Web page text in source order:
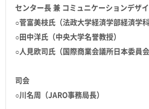
センター長 兼 コミュニケーションデザイ
○菅富美枝氏（法政大学経済学部経済学科
○田中洋氏（中央大学名誉教授）
○人見欧司氏（国際商業会議所日本委員
司会
○川名周（JARO事務局長）